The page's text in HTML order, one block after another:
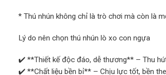
* Thú nhún không chỉ là trò chơi mà còn là
Lý do nên chọn thú nhún lò xo con ngựa
✔️ **Thiết kế độc đáo, dễ thương** – Thu
✔️ **Chất liệu bền bỉ** – Chịu lực tốt, bền